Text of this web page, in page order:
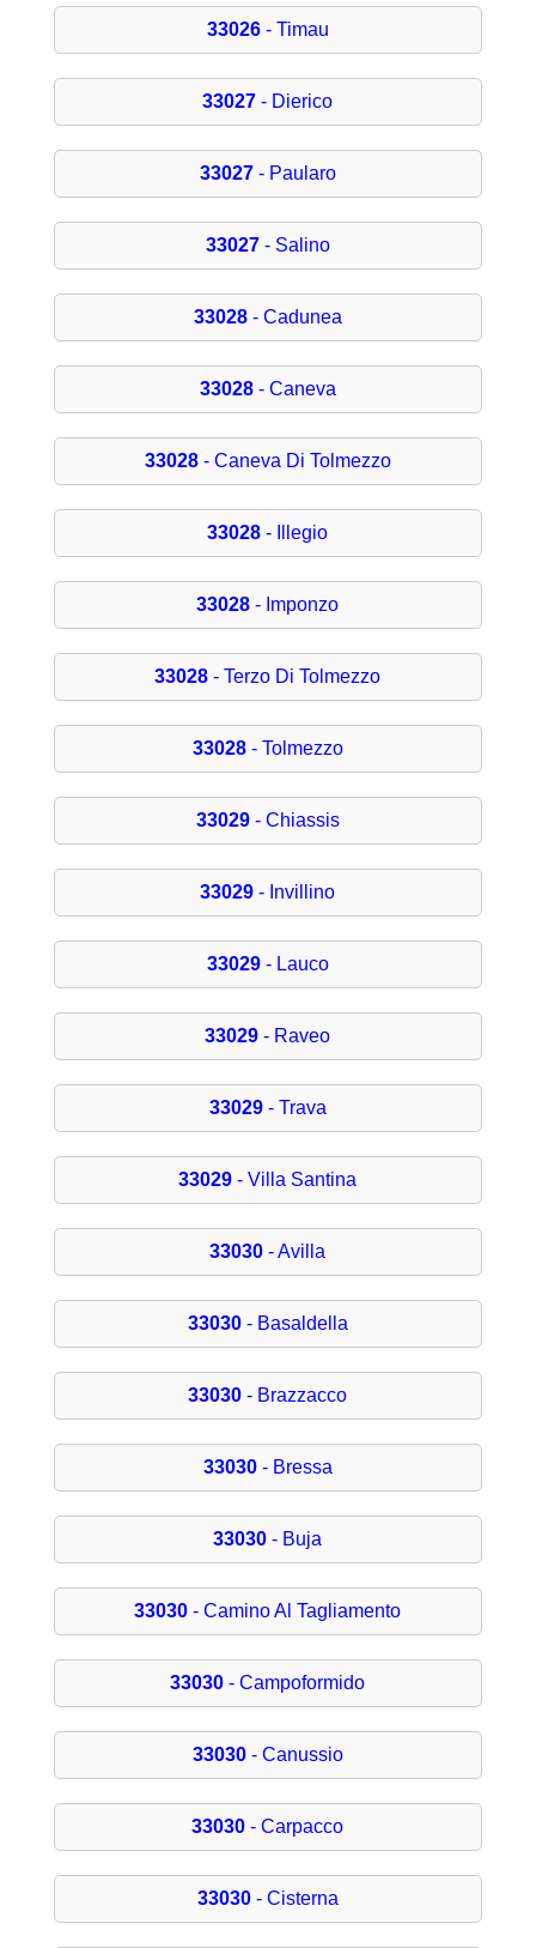
33026- Timau
33027 - Dierico
33027- Paularo
33027- Salino
33028- Cadunea
33028- Caneva
33028- Caneva Di Tolmezzo
33028 - Illegio
33028 - Imponzo
33028 - Terzo Di Tolmezzo
33028- Tolmezzo
33029- Chiassis
33029 - Invillino
33029- Lauco
33029 - Raveo
33029- Trava
33029 - Villa Santina
33030 - Avilla
33030- Basaldella
33030 - Brazzacco
33030- Bressa
33030 - Buja
33030 - Camino Al Tagliamento
33030 - Campoformido
33030- Canussio
33030 - Carpacco
33030- Cisterna